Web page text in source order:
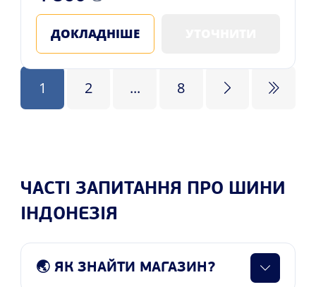
ДОКЛАДНІШЕ
1 2 ... 8
ЧАСТІ ЗАПИТАННЯ ПРО ШИНИ
ІНДОНЕЗІЯ
🌏 ЯК ЗНАЙТИ МАГАЗИН?